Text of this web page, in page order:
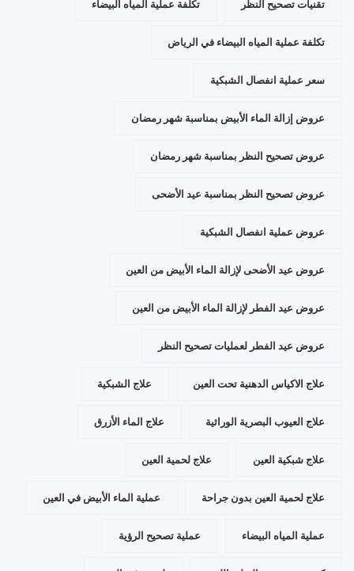
تقنيات تصحيح النظر تكلفة عملية المياه البيضاء
تكلفة عملية المياه البيضاء في الرياض
سعر عملية انفصال الشبكية
عروض إزالة الماء الأبيض بمناسبة شهر رمضان
عروض تصحيح النظر بمناسبة شهر رمضان
عروض تصحيح النظر بمناسبة عيد الأضحى
عروض عملية انفصال الشبكية
عروض عيد الأضحى لإزالة الماء الأبيض من العين
عروض عيد الفطر لإزالة الماء الأبيض من العين
عروض عيد الفطر لعمليات تصحيح النظر
علاج الاكياس الدهنية تحت العين علاج الشبكية
علاج العيوب البصرية الوراثية علاج الماء الأزرق
علاج شبكية العين علاج لحمية العين
علاج لحمية العين بدون جراحة عملية الماء الأبيض في العين
عملية المياه البيضاء عملية تصحيح الرؤية